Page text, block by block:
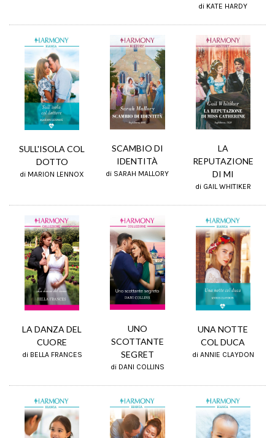
di KATE HARDY
SULL'ISOLA COL
DOTTO
di MARION LENNOX
SCAMBIO DI
IDENTITÀ
di SARAH MALLORY
LA
REPUTAZIONE
DI MI
di GAIL WHITIKER
LA DANZA DEL
CUORE
di BELLA FRANCES
UNO
SCOTTANTE
SEGRET
di DANI COLLINS
UNA NOTTE
COL DUCA
di ANNIE CLAYDON